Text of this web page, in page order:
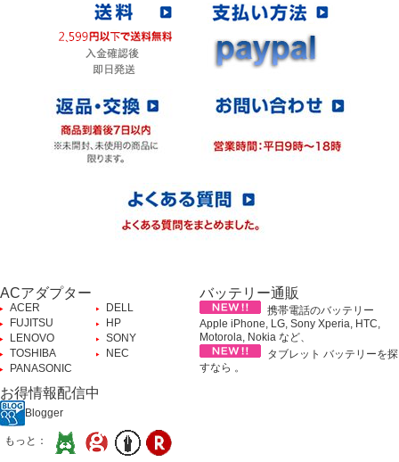
ACアダプター
ACER
DELL
FUJITSU
HP
LENOVO
SONY
TOSHIBA
NEC
PANASONIC
バッテリー通販
携帯電話のバッテリー
Apple iPhone, LG, Sony Xperia, HTC,
Motorola, Nokia など、
タブレット バッテリーを探
すなら 。
お得情報配信中
Blogger
もっと：